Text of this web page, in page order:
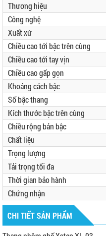
Thương hiệu
Công nghệ
Xuất xứ
Chiều cao tới bậc trên cùng
Chiều cao tới tay vịn
Chiều cao gấp gọn
Khoảng cách bậc
Số bậc thang
Kích thước bậc trên cùng
Chiều rộng bản bậc
Chất liệu
Trọng lượng
Tải trọng tối đa
Thời gian bảo hành
Chứng nhận
CHI TIẾT SẢN PHẨM